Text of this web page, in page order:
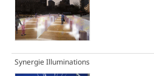
Synergie Illuminations